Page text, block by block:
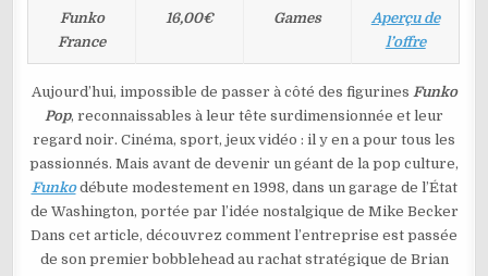
Funko
France
16,00€ Games
Aperçu de
l’offre
Aujourd’hui, impossible de passer à côté des figurines Funko
Pop, reconnaissables à leur tête surdimensionnée et leur
regard noir. Cinéma, sport, jeux vidéo : il y en a pour tous les
passionnés. Mais avant de devenir un géant de la pop culture,
Funkodébute modestement en 1998, dans un garage de l’État
de Washington, portée par l’idée nostalgique de Mike Becker
Dans cet article, découvrez comment l’entreprise est passée
de son premier bobblehead au rachat stratégique de Brian